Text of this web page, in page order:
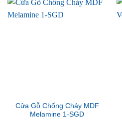
Cửa Gỗ Chống Cháy MDF
Melamine 1-SGD